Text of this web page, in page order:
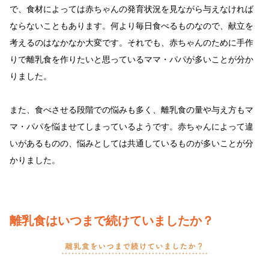
で、食材によっては赤ちゃんの発育状況を見ながら与えなければ
ならないこともあります。何より毎日食べるものなので、献立を
考えるのはなかなか大変です。それでも、赤ちゃんのために手作
りで離乳食を作りたいと思っているママ・パパが多いことが分か
りました。
また、食べさせる段階での悩みも多く、離乳食の量や与え方もマ
マ・パパを悩ませてしまっているようです。赤ちゃんによって違
いがあるものの、悩みとしては共通しているものが多いことが分
かりました。
離乳食はいつまで続けていましたか？